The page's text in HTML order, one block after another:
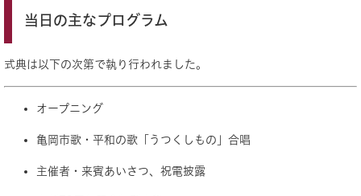
当日の主なプログラム
式典は以下の次第で執り行われました。
オープニング
亀岡市歌・平和の歌「うつくしもの」合唱
主催者・来賓あいさつ、祝電披露